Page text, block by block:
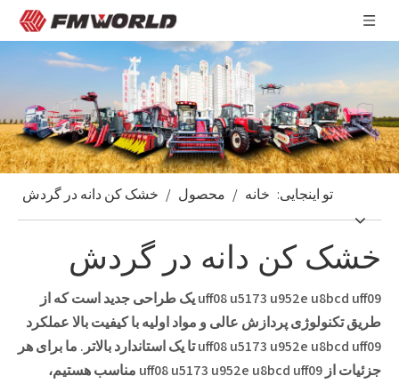
تو اینجایی: خانه / محصول / خشک کن دانه در گردش
خشک کن دانه در گردش
uff08 u5173 u952e u8bcd uff09یک طراحی جدید است که از
طریق تکنولوژی پردازش عالی و مواد اولیه با کیفیت بالا عملکرد
uff08 u5173 u952e u8bcd uff09تا یک استاندارد بالاتر. ما برای هر
جزئیات از uff08 u5173 u952e u8bcd uff09 مناسب هستیم،